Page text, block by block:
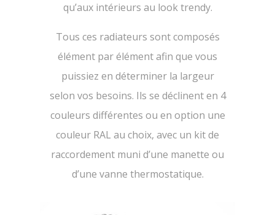
qu’aux intérieurs au look trendy.
Tous ces radiateurs sont composés
élément par élément afin que vous
puissiez en déterminer la largeur
selon vos besoins. Ils se déclinent en 4
couleurs différentes ou en option une
couleur RAL au choix, avec un kit de
raccordement muni d’une manette ou
d’une vanne thermostatique.